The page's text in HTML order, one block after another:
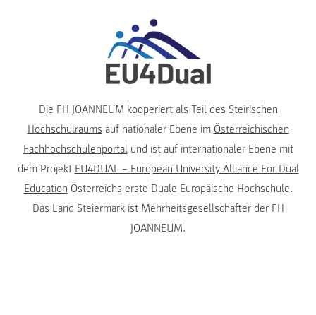
Die FH JOANNEUM kooperiert als Teil des Steirischen
Hochschulraums auf nationaler Ebene im Österreichischen
Fachhochschulenportalund ist auf internationaler Ebene mit
dem Projekt EU4DUAL – European University Alliance For Dual
Education Österreichs erste Duale Europäische Hochschule.
Das Land Steiermarkist Mehrheitsgesellschafter der FH
JOANNEUM.